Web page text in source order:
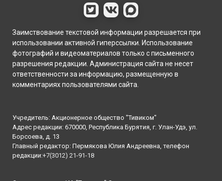
Заимствование текстовой информации разрешается при
использовании активной гиперссылки. Использование
фотографий и видеоматериалов только с письменного
разрешения редакции. Администрация сайта не несет
ответственности за информацию, размещенную в
комментариях пользователями сайта.
Учредитель: Акционерное общество "Тивиком"
Адрес редакции: 670000, Республика Бурятия, г. Улан-Удэ, ул.
Борсоева, д. 13
Главный редактор: Пермякова Юлия Андреевна, телефон
редакции:+7(3012) 21-91-18